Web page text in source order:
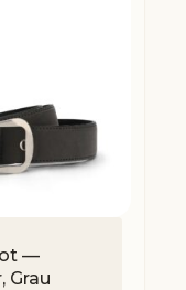
—
Grau